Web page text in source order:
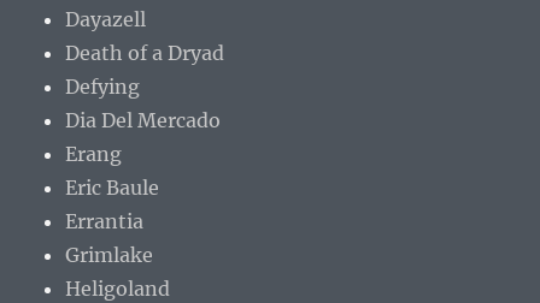
Dayazell
Death of a Dryad
Defying
Dia Del Mercado
Erang
Eric Baule
Errantia
Grimlake
Heligoland